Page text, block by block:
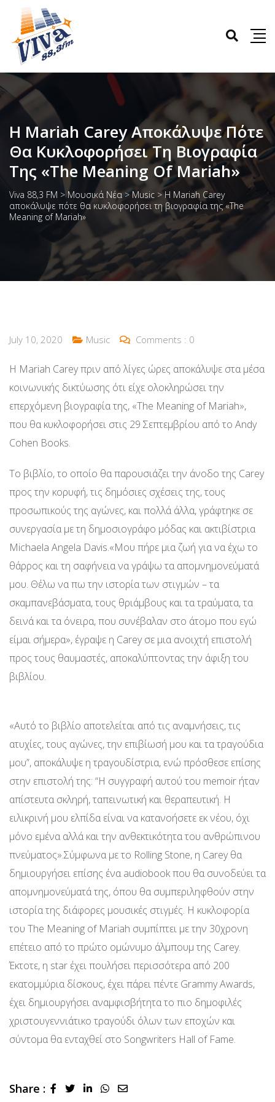
Η Mariah Carey Αποκάλυψε Πότε
Θα Κυκλοφορήσει Τη Βιογραφία
Της «The Meaning Of Mariah»
Viva 88,3 FM >Μουσικά Νέα>Music >Η Mariah Carey
αποκάλυψε πότε θα κυκλοφορήσει τη βιογραφία της «The
Meaning of Mariah»
July 10, 2020 Music Comments : 0
Η Mariah Carey πριν από λίγες ώρες αποκάλυψε στα μέσα
κοινωνικής δικτύωσης ότι είχε ολοκληρώσει την
επερχόμενη βιογραφία της, «The Meaning of Mariah»,
που θα κυκλοφορήσει στις 29 Σεπτεμβρίου από το Andy
Cohen Books.
Το βιβλίο, το οποίο θα παρουσιάζει την άνοδο της Carey
προς την κορυφή, τις δημόσιες σχέσεις της, τους
προσωπικούς της αγώνες, και πολλά άλλα, γράφτηκε σε
συνεργασία με τη δημοσιογράφο μόδας και ακτιβίστρια
Michaela Angela Davis.«Μου πήρε μια ζωή για να έχω το
θάρρος και τη σαφήνεια να γράψω τα απομνημονεύματά
μου. Θέλω να πω την ιστορία των στιγμών – τα
σκαμπανεβάσματα, τους θριάμβους και τα τραύματα, τα
δεινά και τα όνειρα, που συνέβαλαν στο άτομο που εγώ
είμαι σήμερα», έγραψε η Carey σε μια ανοιχτή επιστολή
προς τους θαυμαστές, αποκαλύπτοντας την άφιξη του
βιβλίου.
«Αυτό το βιβλίο αποτελείται από τις αναμνήσεις, τις
ατυχίες, τους αγώνες, την επιβίωσή μου και τα τραγούδια
μου”, αποκάλυψε η τραγουδίστρια, ενώ πρόσθεσε επίσης
στην επιστολή της: “Η συγγραφή αυτού του memoir ήταν
απίστευτα σκληρή, ταπεινωτική και θεραπευτική. Η
ειλικρινή μου ελπίδα είναι να κατανοήσετε εκ νέου, όχι
μόνο εμένα αλλά και την ανθεκτικότητα του ανθρώπινου
πνεύματος».Σύμφωνα με το Rolling Stone, η Carey θα
δημιουργήσει επίσης ένα audiobook που θα συνοδεύει τα
απομνημονεύματά της, όπου θα συμπεριληφθούν στην
ιστορία της διάφορες μουσικές στιγμές. Η κυκλοφορία
του The Meaning of Mariah συμπίπτει με την 30χρονη
επέτειο από το πρώτο ομώνυμο άλμπουμ της Carey.
Έκτοτε, η star έχει πουλήσει περισσότερα από 200
εκατομμύρια δίσκους, έχει πάρει πέντε Grammy Awards,
έχει δημιουργήσει αναμφισβήτητα το πιο δημοφιλές
χριστουγεννιάτικο τραγούδι όλων των εποχών και
σύντομα θα ενταχθεί στο Songwriters Hall of Fame.
Share : LinkedInWhatsapp
Share